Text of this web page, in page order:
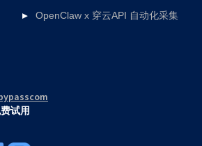
OpenClaw x 穿云API 自动化采集
试用